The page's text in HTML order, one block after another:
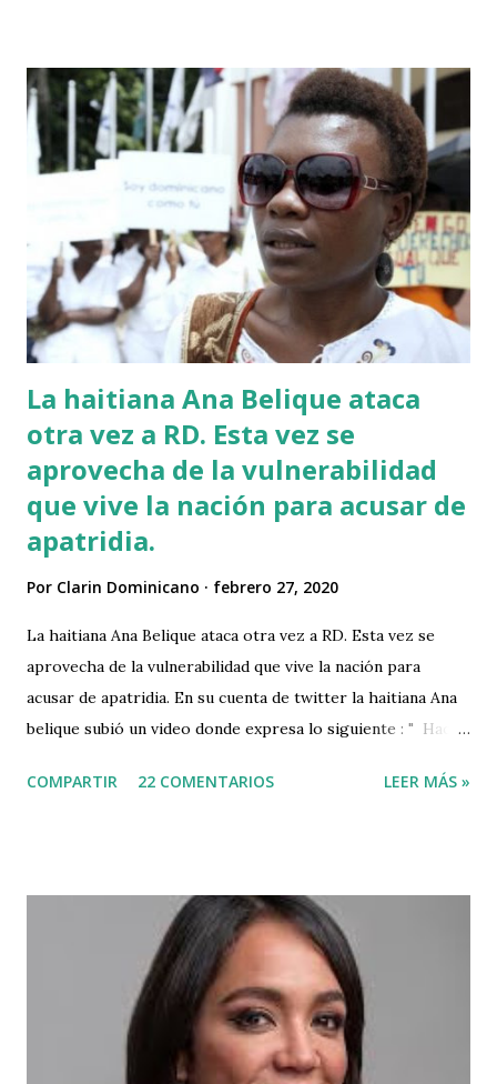
La haitiana Ana Belique ataca
otra vez a RD. Esta vez se
aprovecha de la vulnerabilidad
que vive la nación para acusar de
apatridia.
Por Clarin Dominicano febrero 27, 2020
La haitiana Ana Belique ataca otra vez a RD. Esta vez se
aprovecha de la vulnerabilidad que vive la nación para
acusar de apatridia. En su cuenta de twitter la haitiana Ana
belique subió un video donde expresa lo siguiente : " Hace
cuando nos niegan derechos básicos, derechos
video reafirmando sus palabras. La Republica Dominicana
está en estos momentos pasando por una situación muy
dificil; debido a la suspensión de las elecciondes el pasado
domingo 16 de Febrero, pero tenemos a este personaje
quien solo ama sus intereses personales, pero no al país,
reclamando unos supuestos derechos de los haitianos,
COMPARTIR 22 COMENTARIOS LEER MÁS »